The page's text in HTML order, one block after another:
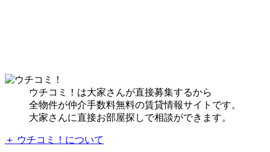
ウチコミ！は大家さんが直接募集するから
全物件が仲介手数料無料の賃貸情報サイトです。
大家さんに直接お部屋探しで相談ができます。
＋ ウチコミ！について